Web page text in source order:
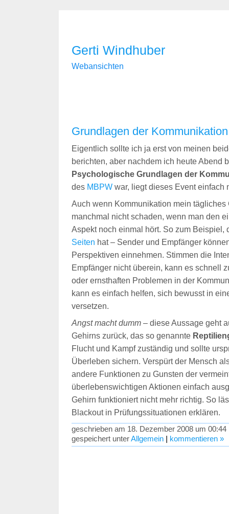
Gerti Windhuber
Webansichten
Grundlagen der Kommunikation
Eigentlich sollte ich ja erst von meinen
berichten, aber nachdem ich heute Abend
Psychologische Grundlagen der
des MBPW war, liegt dieses Event einfach
Auch wenn Kommunikation mein tägliches
manchmal nicht schaden, wenn man den
Aspekt noch einmal hört. So zum Beispiel,
Seiten hat – Sender und Empfänger
Perspektiven einnehmen. Stimmen die
Empfänger nicht überein, kann es schnell
oder ernsthaften Problemen in der
kann es einfach helfen, sich bewusst in
versetzen.
Angst macht dumm – diese Aussage geht
Gehirns zurück, das so genannte
Flucht und Kampf zuständig und sollte
Überleben sichern. Verspürt der Mensch
andere Funktionen zu Gunsten der
überlebenswichtigen Aktionen einfach
Gehirn funktioniert nicht mehr richtig. So
Blackout in Prüfungssituationen erklären.
geschrieben am 18. Dezember 2008 um
gespeichert unterAllgemein kommentieren »